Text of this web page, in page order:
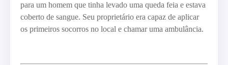
para um homem que tinha levado uma queda feia e estava
coberto de sangue. Seu proprietário era capaz de aplicar
os primeiros socorros no local e chamar uma ambulância.